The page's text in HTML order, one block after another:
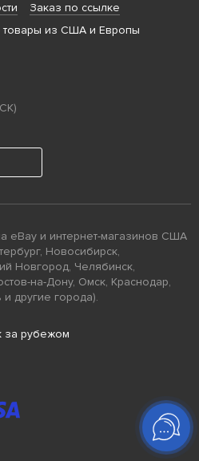
Заказ по ссылке
товары из США и Европы
eBay и интернет-магазинов США
Новосибирск,
Новгород, Челябинск,
на-Дону, Омск, Краснодар,
другие города).
за рубежом